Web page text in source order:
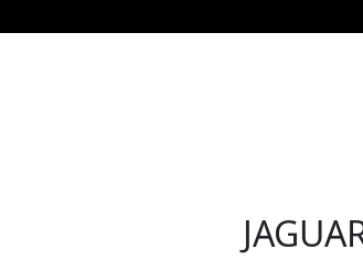
Plus qu'une voiture
vous accompagne dans